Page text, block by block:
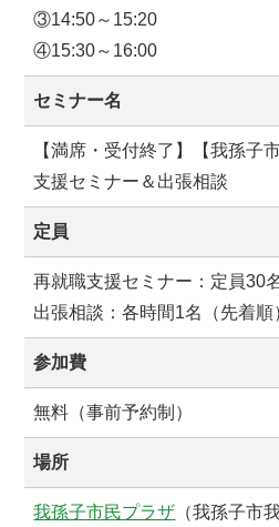
③14:50～15:20
④15:30～16:00
セミナー名
【満席・受付終了】【我孫子
支援セミナー＆出張相談
定員
再就職支援セミナー：定員30
出張相談：各時間1名（先着順
参加費
無料（事前予約制）
場所
我孫子市民プラザ （我孫子市